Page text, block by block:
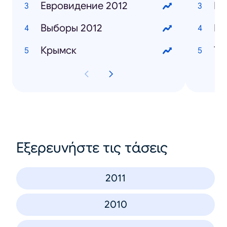
Евровидение 2012
Выборы 2012
Крымск
Εξερευνήστε τις τάσεις
2011
2010